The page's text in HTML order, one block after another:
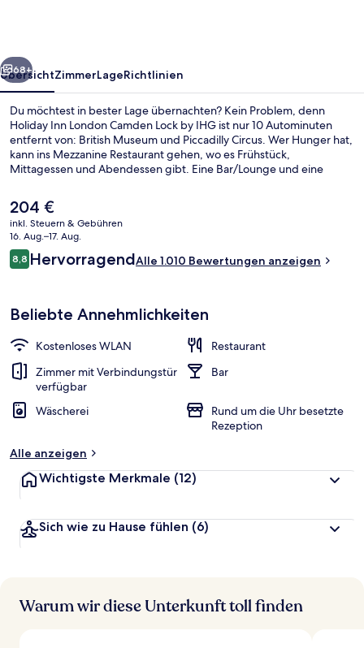
IHG
Weiter
68+
ÜbersichtZimmerLageRichtlinien
Du möchtest in bester Lage übernachten? Kein Problem, denn
Holiday Inn London Camden Lock by IHG ist nur 10 Autominuten
entfernt von: British Museum und Piccadilly Circus. Wer Hunger hat,
kann ins Mezzanine Restaurant gehen, wo es Frühstück,
Mittagessen und Abendessen gibt. Eine Bar/Lounge und eine
gefallen das hilfsbereite Personal und das Frühstück sehr gut. Die
öffentlichen Verkehrsmittel sind nur einen kurzen Fußmarsch
entfernt: Zur U-Bahn-Station Camden Town sind es 5 Minuten und
zur U-Bahn-Station Chalk Farm 10 Minuten.
Der
aktuelle
Preis
beträgt
204 €.
204 €
inkl. Steuern & Gebühren
16. Aug.–17. Aug.
Bewertungen
8,88,8 von 10.
HervorragendAlle 1.010 Bewertungen anzeigen
Beliebte Annehmlichkeiten
Kostenloses WLAN
Restaurant
Zimmer mit Verbindungstür
verfügbar
Bar
Wäscherei
Rund um die Uhr besetzte
Rezeption
Alle anzeigen
Wichtigste Merkmale (12)
Sich wie zu Hause fühlen (6)
Warum wir diese Unterkunft toll finden